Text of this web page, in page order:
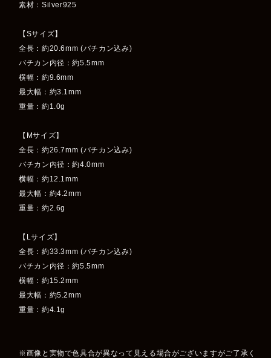
素材：Silver925
【Sサイズ】
全長：約20.6mm (バチカン込み)
バチカン内径：約5.5mm
横幅：約9.6mm
最大幅：約3.1mm
重量：約1.0g
【Mサイズ】
全長：約26.7mm (バチカン込み)
バチカン内径：約4.0mm
横幅：約12.1mm
最大幅：約4.2mm
重量：約2.6g
【Lサイズ】
全長：約33.3mm (バチカン込み)
バチカン内径：約5.5mm
横幅：約15.2mm
最大幅：約5.2mm
重量：約4.1g
※画像と実物で色具合が異なって見える場合がございますがご了承く